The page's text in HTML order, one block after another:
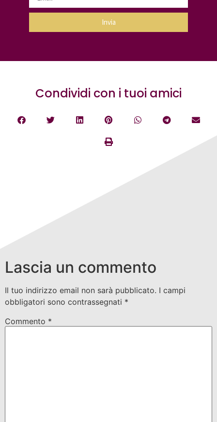
Invia
Condividi con i tuoi amici
Lascia un commento
Il tuo indirizzo email non sarà pubblicato. I campi
obbligatori sono contrassegnati *
Commento *